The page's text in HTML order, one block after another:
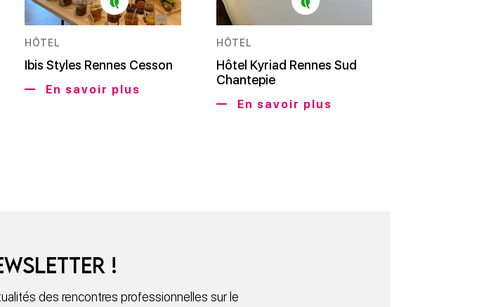
HÔTEL
Ibis Styles Rennes Cesson
En savoir plus
HÔTEL
Hôtel Kyriad Rennes Sud
Chantepie
En savoir plus
!
des rencontres professionnelles sur le